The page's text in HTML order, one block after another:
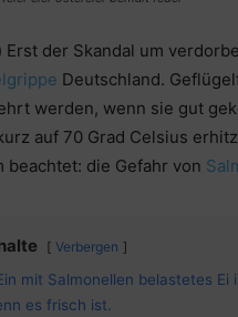
Erst der Skandal um
Deutschland.
werden, wenn sie gut
auf 70 Grad Celsius
beachtet: die Gefahr von
Verbergen
mit Salmonellen belastetes
es frisch ist.